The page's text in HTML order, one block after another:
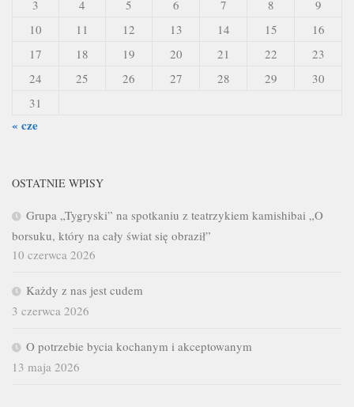
3
4 5 6 7 8
9
10
11 12 13 14 15
16
17
18 19 20 21 22
23
24
25 26 27 28 29
30
31
« cze
OSTATNIE WPISY
Grupa „Tygryski” na spotkaniu z teatrzykiem kamishibai „O
borsuku, który na cały świat się obraził”
10 czerwca 2026
Każdy z nas jest cudem
3 czerwca 2026
O potrzebie bycia kochanym i akceptowanym
13 maja 2026